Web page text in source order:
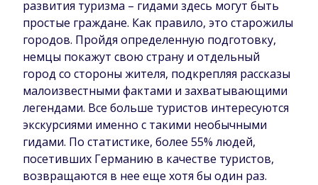
развития туризма – гидами здесь могут быть
простые граждане. Как правило, это старожилы
городов. Пройдя определенную подготовку,
немцы покажут свою страну и отдельный
город со стороны жителя, подкрепляя рассказы
малоизвестными фактами и захватывающими
легендами. Все больше туристов интересуются
экскурсиями именно с такими необычными
гидами. По статистике, более 55% людей,
посетивших Германию в качестве туристов,
возвращаются в нее еще хотя бы один раз.